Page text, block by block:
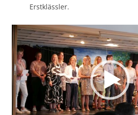
Erstklässler.
Video-
Player